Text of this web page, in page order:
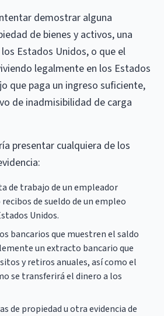
demostrar alguna
de bienes y activos, una
Estados Unidos, o que el
legalmente en los Estados
que paga un ingreso suficiente,
de inadmisibilidad de carga
presentar cualquiera de los
de trabajo de un empleador
de sueldo de un empleo
Unidos.
bancarios que muestren el saldo
un extracto bancario que
y retiros anuales, así como el
se transferirá el dinero a los
de propiedad u otra evidencia de